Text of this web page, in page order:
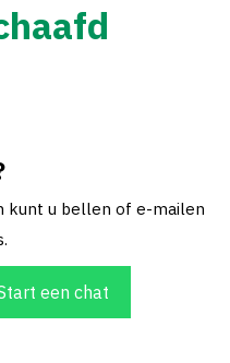
kunt u bellen of e-mailen
een chat